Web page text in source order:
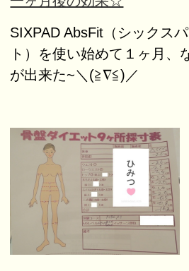
SIXPAD AbsFit（シックス
ト）を使い始めて１ヶ月、
が出来た~＼(≧∇≦)／